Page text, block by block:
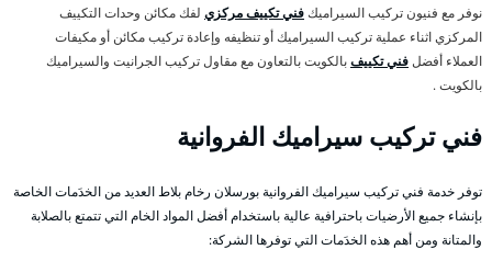
نوفر مع فنيون تركيب السيراميكفني تكييف مركزي لفك مكائن وحدات التكييف
المركزي اثناء عملية تركيب السيراميك أو تنظيفه وإعادة تركيب مكائن أو مكيفات
العملاء أفضلفني تكييفبالكويت بالتعاون مع مقاول تركيب الجرانيت والسيراميك
بالكويت .
فني تركيب سيراميك الفروانية
توفر خدمة فني تركيب سيراميك الفروانية بورسلان رخام بلاط العديد من الخدَمات الخاصة
بإنشاء جميع الأرضيات باحترافية عالية باستخدام أفضل المواد الخام التي تتمتع بالصلابة
والمتانة ومن أهم هذه الخدَمات التي توفرها الشركة: